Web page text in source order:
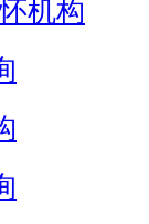
机构